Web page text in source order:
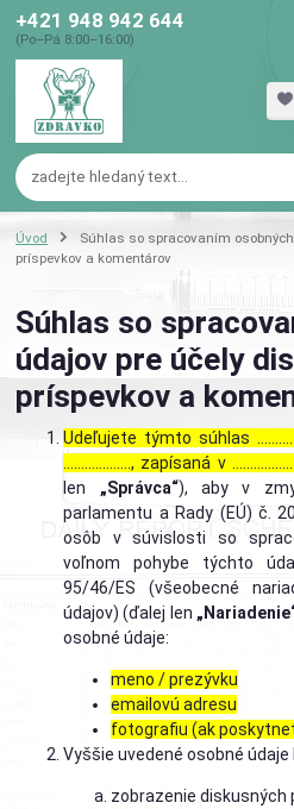
+421 948 942 644
(Po–Pá 8:00–16:00)
Úvod
Súhlas so spracovaním
príspevkov a komentárov
Súhlas so
údajov pre účely
príspevkov a
Udeľujete týmto súhlas
………………., zapísaná v
len „Správca“), aby v
parlamentu a Rady (EÚ) č.
osôb v súvislosti so
voľnom pohybe týchto
95/46/ES (všeobecné
údajov) (ďalej len
osobné údaje:
meno / prezývku
emailovú adresu
fotografiu (ak
Vyššie uvedené osobné
zobrazenie diskusných